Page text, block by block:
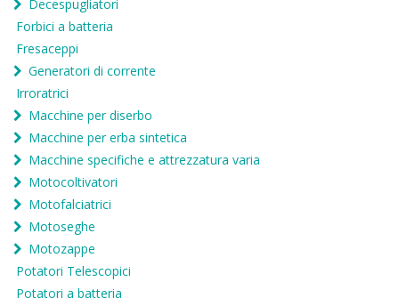
Decespugliatori
Forbici a batteria
Fresaceppi
Generatori di corrente
Irroratrici
Macchine per diserbo
Macchine per erba sintetica
Macchine specifiche e attrezzatura varia
Motocoltivatori
Motofalciatrici
Motoseghe
Motozappe
Potatori Telescopici
Potatori a batteria